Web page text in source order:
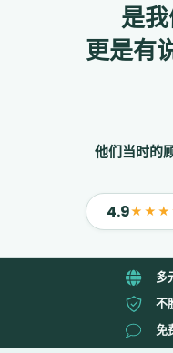
是我
更是有
他们当时的
4.9
多
不
免